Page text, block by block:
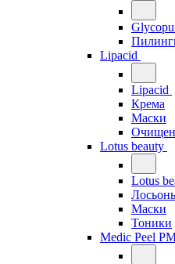
Lipacid
Lipacid
Крема
Маски
Lotus beauty
Lotus
Маски
Тоники
Medic Peel